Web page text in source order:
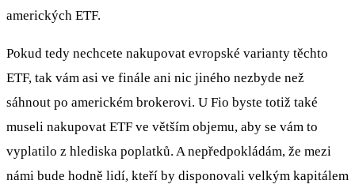
amerických ETF.
Pokud tedy nechcete nakupovat evropské varianty těchto
ETF, tak vám asi ve finále ani nic jiného nezbyde než
sáhnout po americkém brokerovi. U Fio byste totiž také
museli nakupovat ETF ve větším objemu, aby se vám to
vyplatilo z hlediska poplatků. A nepředpokládám, že mezi
námi bude hodně lidí, kteří by disponovali velkým kapitálem